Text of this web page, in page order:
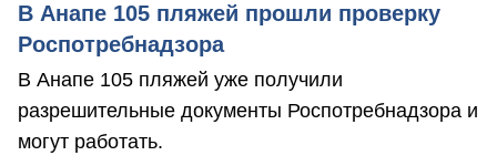
В Анапе 105 пляжей прошли проверку
Роспотребнадзора
В Анапе 105 пляжей уже получили
разрешительные документы Роспотребнадзора и
могут работать.